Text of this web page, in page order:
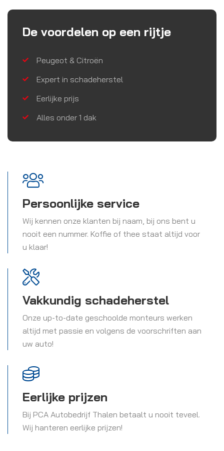
De voordelen op een rijtje
Peugeot & Citroën
Expert in schadeherstel
Eerlijke prijs
Alles onder 1 dak
Persoonlijke service
Wij kennen onze klanten bij naam, bij ons bent u
nooit een nummer. Koffie of thee staat altijd voor
u klaar!
Vakkundig schadeherstel
Onze up-to-date geschoolde monteurs werken
altijd met passie en volgens de voorschriften aan
uw auto!
Eerlijke prijzen
Bij PCA Autobedrijf Thalen betaalt u nooit teveel.
Wij hanteren eerlijke prijzen!